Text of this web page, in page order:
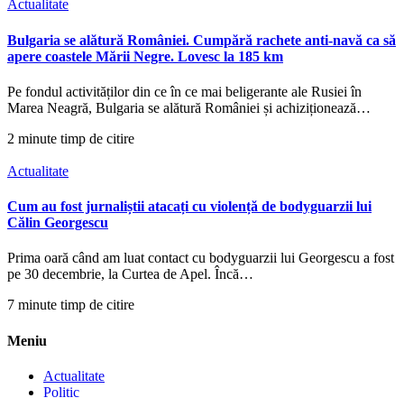
Actualitate
Bulgaria se alătură României. Cumpără rachete anti-navă ca să
apere coastele Mării Negre. Lovesc la 185 km
Pe fondul activităților din ce în ce mai beligerante ale Rusiei în
Marea Neagră, Bulgaria se alătură României și achiziționează…
2 minute timp de citire
Actualitate
Cum au fost jurnaliștii atacați cu violență de bodyguarzii lui
Călin Georgescu
Prima oară când am luat contact cu bodyguarzii lui Georgescu a fost
pe 30 decembrie, la Curtea de Apel. Încă…
7 minute timp de citire
Meniu
Actualitate
Politic